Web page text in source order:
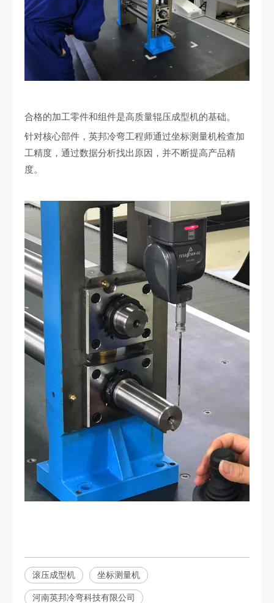
合格的加工零件和组件是高质量辊压成型机的基础。
针对核心部件，英邦冷弯工程师通过坐标测量机检查加
工精度，通过数据分析找出原因，并不断提高产品精
度。
滚压成型机 坐标测量机
河南英邦冷弯科技有限公司